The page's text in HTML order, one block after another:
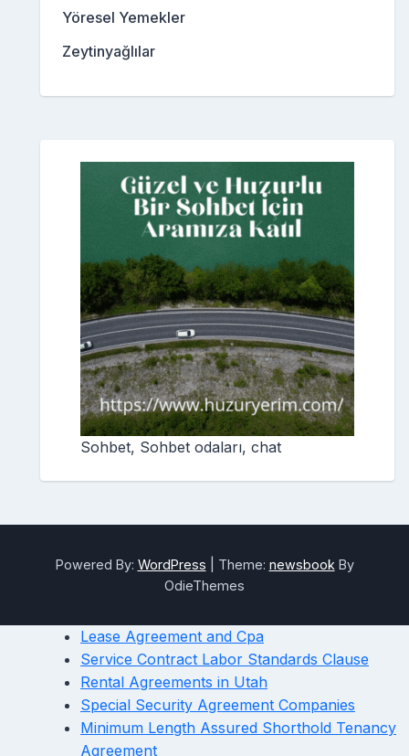
Yöresel Yemekler
Zeytinyağlılar
Sohbet, Sohbet odaları, chat
Powered By: WordPress Theme: newsbook By
OdieThemes
Lease Agreement and Cpa
Service Contract Labor Standards Clause
Rental Agreements in Utah
Special Security Agreement Companies
Minimum Length Assured Shorthold Tenancy
Agreement